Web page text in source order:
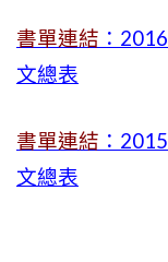
書單連結 ：
文總表
書單連結 ：
文總表